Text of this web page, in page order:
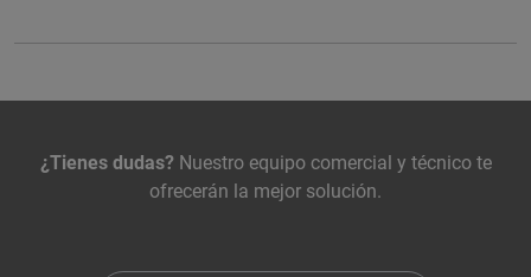
¿Tienes dudas?Nuestro equipo comercial y técnico te
ofrecerán la mejor solución.